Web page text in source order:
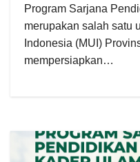
Program Sarjana
merupakan salah satu
Indonesia (MUI)
mempersiapkan…